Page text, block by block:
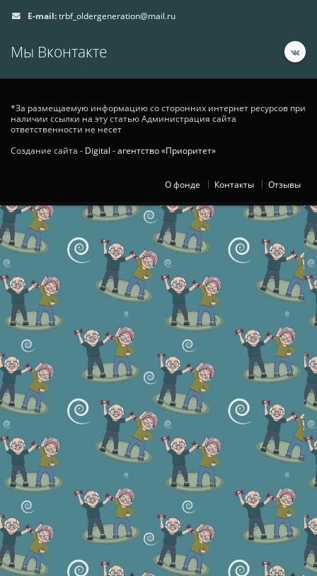
E-mail:trbf_oldergeneration@mail.ru
Мы Вконтакте
*За размещаемую информацию со сторонних интернет ресурсов при
наличии ссылки на эту статью Администрация сайта
ответственности не несет
Создание сайта - Digital - агентство «Приоритет»
О фонде Контакты Отзывы